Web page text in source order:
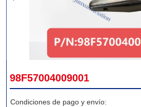
98F57004009001
Condiciones de pago y envío: